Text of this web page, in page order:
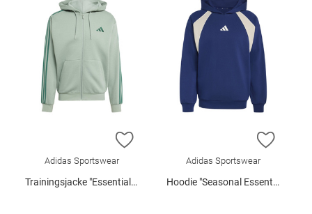
ZUR WUNSCHLISTE HINZUFÜGEN
Adidas Sportswear
Trainingsjacke "Essentials Fleece"
ZUR
Adidas Sportswear
Hoodie "Seasonal Essentials"